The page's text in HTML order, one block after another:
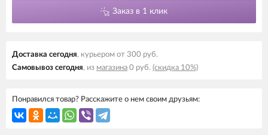
Заказ в 1 клик
Доставка cегодня, курьером от 300 руб.
Самовывоз cегодня, из магазина 0 руб. (скидка 10%)
Понравился товар? Расскажите о нем своим друзьям: